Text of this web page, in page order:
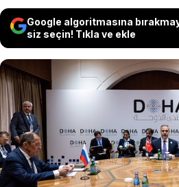
Google algoritmasına
siz seçin! Tıkla ve ekle
Dışişleri Bakanı
Dışişleri Bakanı
Dışişleri Bakanı
Formatında
katıldı.